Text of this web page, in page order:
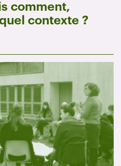
comment,
contexte ?